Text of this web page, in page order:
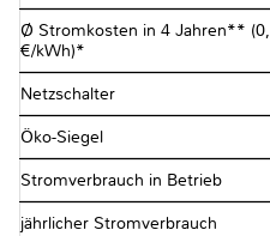
Ø Stromkosten in 4 Jahren**
€/kWh)*
Netzschalter
Öko-Siegel
Stromverbrauch in Betrieb
jährlicher Stromverbrauch